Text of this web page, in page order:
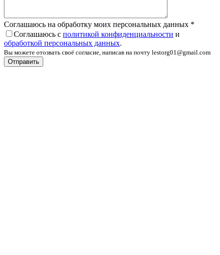
Соглашаюсь на обработку моих персональных данных *
Соглашаюсь с политикой конфиденциальности и
обработкой персональных данных.
Вы можете отозвать своё согласие, написав на почту lestorg01@gmail.com